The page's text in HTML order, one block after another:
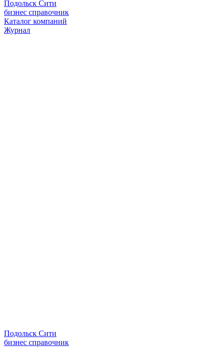
Подольск Сити
бизнес справочник
Каталог компаний
Журнал
Подольск Сити
бизнес справочник